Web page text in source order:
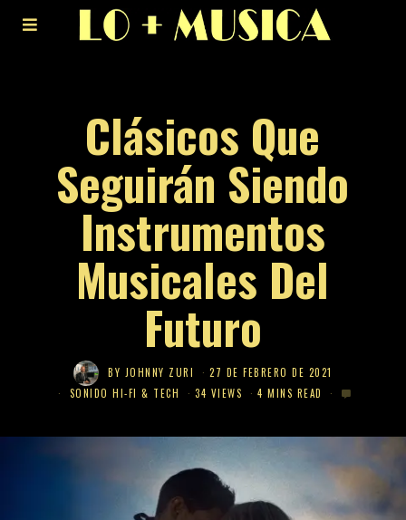
Clásicos Que
Seguirán Siendo
Instrumentos
Musicales Del
Futuro
BY JOHNNY ZURI
27 DE FEBRERO DE 2021
SONIDO HI-FI & TECH
34 VIEWS 4 MINS READ